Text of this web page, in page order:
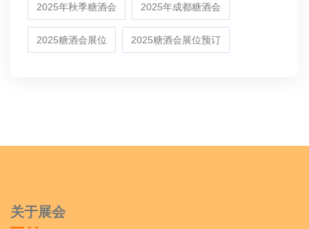
2025年秋季糖酒会 2025年成都糖酒会
2025糖酒会展位 2025糖酒会展位预订
关于展会